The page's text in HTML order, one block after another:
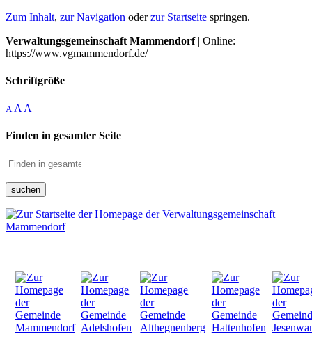
Zum Inhalt, zur Navigation oderzur Startseite springen.
Verwaltungsgemeinschaft Mammendorf| Online:
https://www.vgmammendorf.de/
Schriftgröße
A A A
Finden in gesamter Seite
suchen